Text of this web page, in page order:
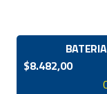
$8.482,00